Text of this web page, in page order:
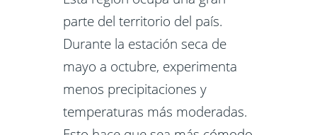
parte del territorio del país.
Durante la estación seca de
mayo a octubre, experimenta
menos precipitaciones y
temperaturas más moderadas.